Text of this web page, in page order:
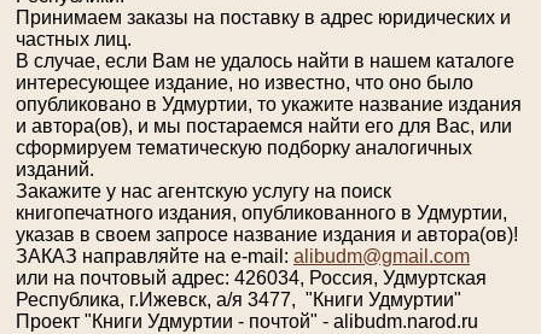
Принимаем заказы на поставку в адрес юридических и
частных лиц.
В случае, если Вам не удалось найти в нашем каталоге
интересующее издание, но известно, что оно было
опубликовано в Удмуртии, то укажите название издания
и автора(ов), и мы постараемся найти его для Вас, или
сформируем тематическую подборку аналогичных
изданий.
Закажите у нас агентскую услугу на поиск
книгопечатного издания, опубликованного в Удмуртии,
указав в своем запросе название издания и автора(ов)!
ЗАКАЗ направляйте на e-mail: alibudm@gmail.com
или на почтовый адрес: 426034, Россия, Удмуртская
Республика, г.Ижевск, а/я 3477, "Книги Удмуртии"
Проект "Книги Удмуртии - почтой" - alibudm.narod.ru